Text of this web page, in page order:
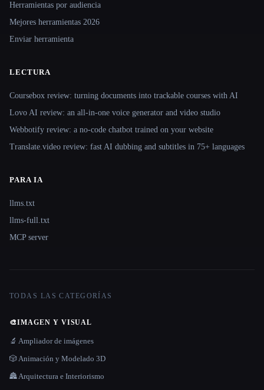
Herramientas por audiencia
Mejores herramientas 2026
Enviar herramienta
LECTURA
Coursebox review: turning documents into trackable courses with AI
Lovo AI review: an all-in-one voice generator and video studio
Webbotify review: a no-code chatbot trained on your website
Translate.video review: fast AI dubbing and subtitles in 75+ languages
PARA IA
llms.txt
llms-full.txt
MCP server
TODAS LAS CATEGORÍAS
🎨IMAGEN Y VISUAL
🔬 Ampliador de imágenes
🎲 Animación y Modelado 3D
🏯 Arquitectura e Interiorismo